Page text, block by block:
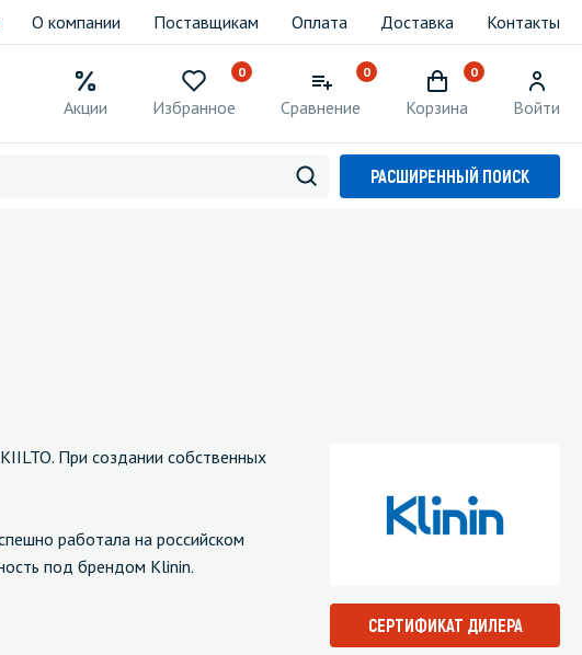
О компании Поставщикам Оплата Доставка Контакты
Акции
0
Избранное
0
Сравнение
0
Корзина Войти
Санузел и туалетная комната
Средства для дезинфекции санузлов
РАСШИРЕННЫЙ ПОИСК
При создании собственных
работала на российском
под брендом Klinin.
СЕРТИФИКАТ ДИЛЕРА